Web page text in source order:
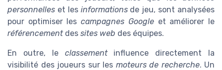
personnelles et les informationsde jeu, sont analysées
pour optimiser lescampagnes Googleet améliorer le
référencementdes sites web des équipes.
En outre, le classementinfluence directement la
visibilité des joueurs sur les moteurs de recherche. Un